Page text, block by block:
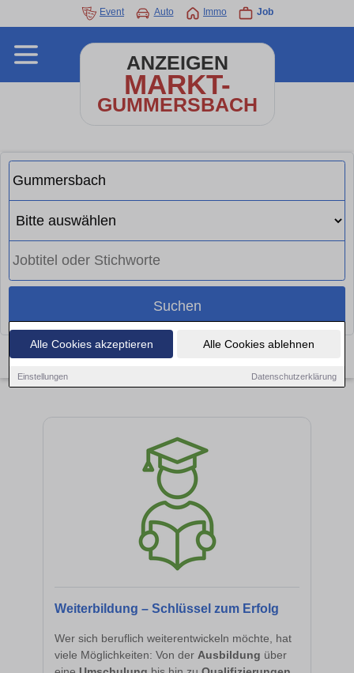
Alle Cookies akzeptieren Alle Cookies ablehnen
Einstellungen Datenschutzerklärung
Event Auto Immo Job
ANZEIGEN
MARKT-
GUMMERSBACH
Suchen
Gummersbach×
Weiterbildung – Schlüssel zum Erfolg
Wer sich beruflich weiterentwickeln möchte, hat
viele Möglichkeiten: Von der Ausbildung über